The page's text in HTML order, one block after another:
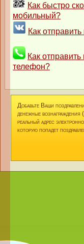
Как быстро
мобильный?
Как
Как
телефон?
Добавьте Ваши
денежные
реальный адрес
которую попадет